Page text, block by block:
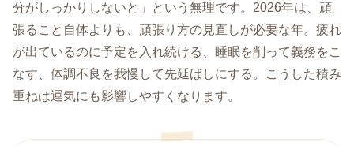
分がしっかりしないと」という無理です。2026年は、頑
張ること自体よりも、頑張り方の見直しが必要な年。疲れ
が出ているのに予定を入れ続ける、睡眠を削って義務をこ
なす、体調不良を我慢して先延ばしにする。こうした積み
重ねは運気にも影響しやすくなります。